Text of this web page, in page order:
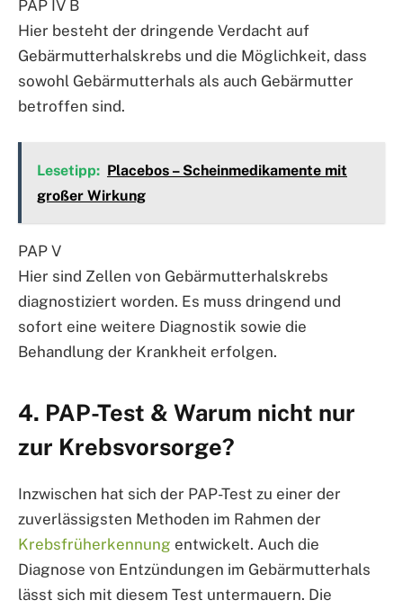
PAP IV B
Hier besteht der dringende Verdacht auf
Gebärmutterhalskrebs und die Möglichkeit, dass
sowohl Gebärmutterhals als auch Gebärmutter
betroffen sind.
Lesetipp: Placebos – Scheinmedikamente mit
großer Wirkung
PAP V
Hier sind Zellen von Gebärmutterhalskrebs
diagnostiziert worden. Es muss dringend und
sofort eine weitere Diagnostik sowie die
Behandlung der Krankheit erfolgen.
4. PAP-Test & Warum nicht nur
zur Krebsvorsorge?
Inzwischen hat sich der PAP-Test zu einer der
zuverlässigsten Methoden im Rahmen der
Krebsfrüherkennung entwickelt. Auch die
Diagnose von Entzündungen im Gebärmutterhals
lässt sich mit diesem Test untermauern. Die